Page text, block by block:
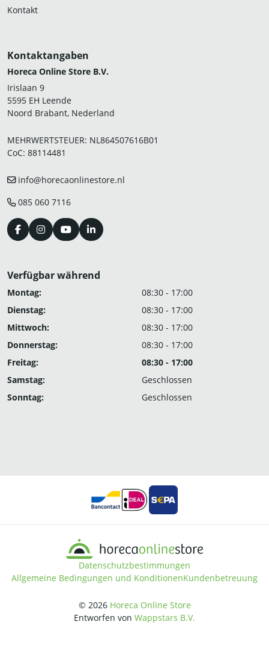
Kontakt
Kontaktangaben
Horeca Online Store B.V.
Irislaan 9
5595 EH Leende
Noord Brabant, Nederland
MEHRWERTSTEUER: NL864507616B01
CoC: 88114481
info@horecaonlinestore.nl
085 060 7116
Verfügbar während
Montag:
08:30 - 17:00
Dienstag:
08:30 - 17:00
Mittwoch:
08:30 - 17:00
Donnerstag:
08:30 - 17:00
Freitag:
08:30 - 17:00
Samstag:
Geschlossen
Sonntag:
Geschlossen
Datenschutzbestimmungen
Allgemeine Bedingungen und KonditionenKundenbetreuung
© 2026 Horeca Online Store
Entworfen von Wappstars B.V.